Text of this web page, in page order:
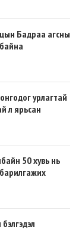
Бадраа агсны
урлагтай
л ярьсан
50 хувь нь